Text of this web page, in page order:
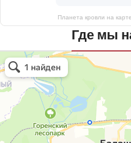
Планета кровли на
Где мы
Планета кровли
Кровля и кровельные материалы в
Окна в Балашихе